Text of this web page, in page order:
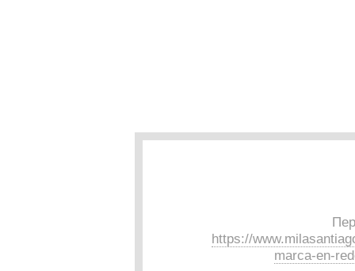
https://
marca-en-